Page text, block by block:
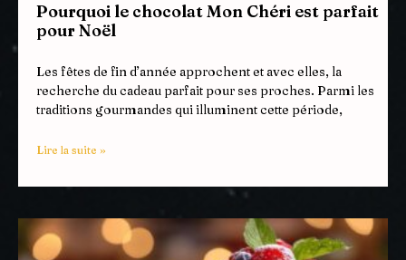
Pourquoi le chocolat Mon Chéri est parfait
pour Noël
Les fêtes de fin d’année approchent et avec elles, la
recherche du cadeau parfait pour ses proches. Parmi les
traditions gourmandes qui illuminent cette période,
Lire la suite »